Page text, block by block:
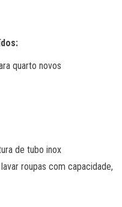
quarto novos
de tubo inox
roupas com capacidade,